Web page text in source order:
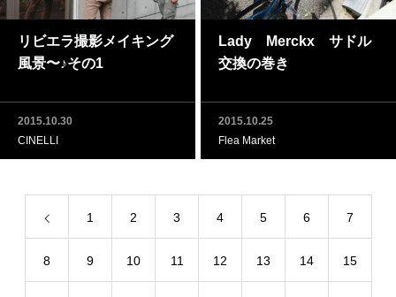
リビエラ撮影メイキング
風景〜♪その1
2015.10.30
CINELLI
Lady Merckx サドル
交換の巻き
2015.10.25
Flea Market
1 2 3 4 5 6 7
8 9 10 11 12 13 14 15